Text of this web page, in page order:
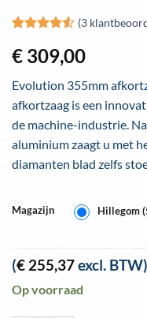
4.5 op 5
gebaseerd
op
klant
waarderingen
(3
€ 309,00
Evolution 355mm
afkortzaag is een
de machine-industrie.
aluminium zaagt u met
diamanten blad zelfs
Magazijn Hillegom
(€ 255,37excl. BTW)
Op voorraad